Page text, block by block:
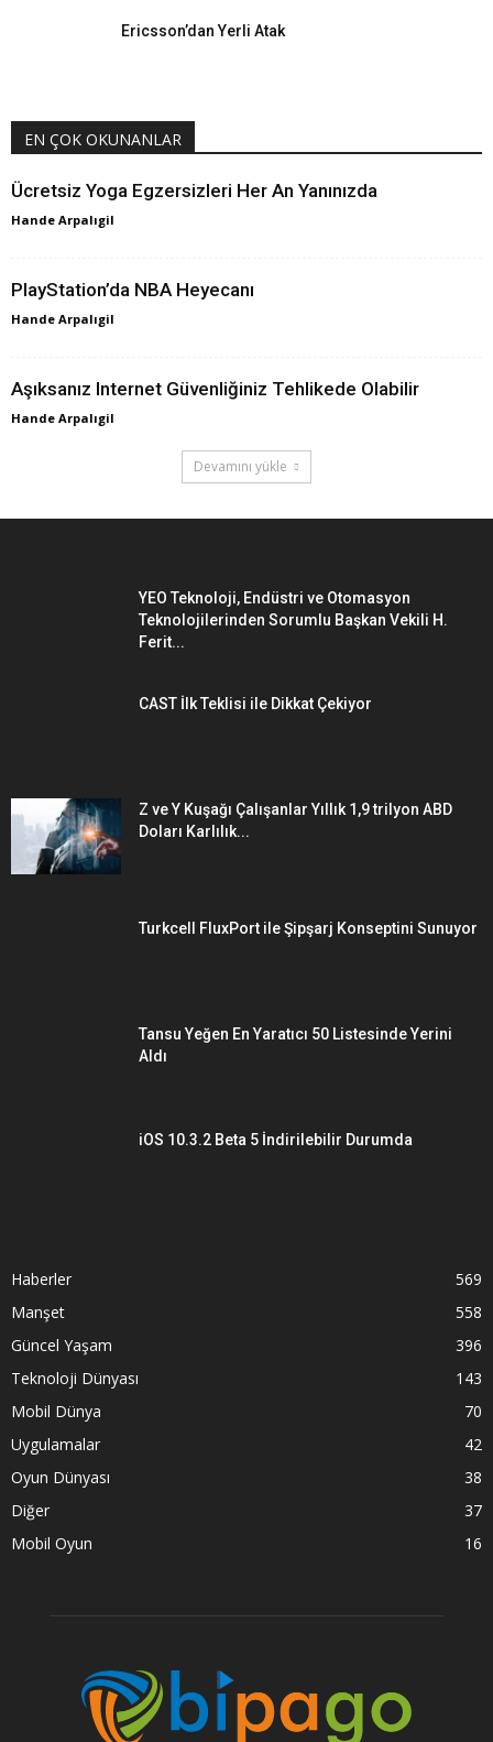
Ericsson’dan Yerli Atak
EN ÇOK OKUNANLAR
Ücretsiz Yoga Egzersizleri Her An Yanınızda
Hande Arpalıgil
PlayStation’da NBA Heyecanı
Hande Arpalıgil
Aşıksanız Internet Güvenliğiniz Tehlikede Olabilir
Hande Arpalıgil
Devamını yükle
YEO Teknoloji, Endüstri ve Otomasyon
Teknolojilerinden Sorumlu Başkan Vekili H.
Ferit...
CAST İlk Teklisi ile Dikkat Çekiyor
Z ve Y Kuşağı Çalışanlar Yıllık 1,9 trilyon ABD
Doları Karlılık...
Turkcell FluxPort ile Şipşarj Konseptini Sunuyor
Tansu Yeğen En Yaratıcı 50 Listesinde Yerini
Aldı
iOS 10.3.2 Beta 5 İndirilebilir Durumda
Haberler
569
Manşet
558
Güncel Yaşam
396
Teknoloji Dünyası
143
Mobil Dünya
70
Uygulamalar
42
Oyun Dünyası
38
Diğer
37
Mobil Oyun
16